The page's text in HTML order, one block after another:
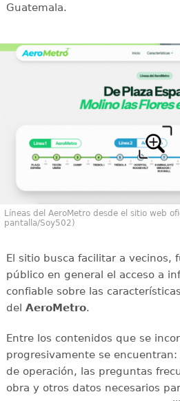
Guatemala.
Líneas del AeroMetro desde el sitio web
pantalla/Soy502)
El sitio busca facilitar a vecinos,
público en general el acceso a
confiable sobre las
del AeroMetro.
Entre los contenidos que se
progresivamente se
de operación, las preguntas
obra y otros datos necesarios